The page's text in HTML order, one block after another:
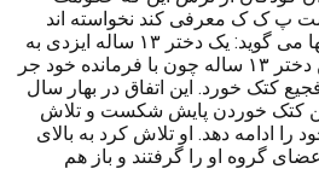
پ ک ک معرفی کند نخواسته اند
نامشان افشا شود.یکی از آنها می گوید: یک دختر ۱۳ ساله ایزدی به
صورتی فجیع کتک خورد. این دختر ۱۳ ساله چون با فرمانده خود جر
کتک خورد. این اتفاق در بهار سال
حین کتک خوردن پایش شکست و تلاش
را ادامه دهد. او تلاش کرد به بالای
گروه او را گرفتند و باز هم